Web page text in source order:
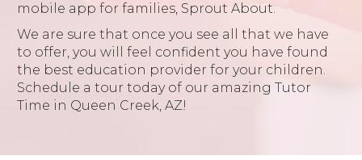
mobile app for families, Sprout About.
We are sure that once you see all that we have
to offer, you will feel confident you have found
the best education provider for your children.
Schedule a tour today of our amazing Tutor
Time in Queen Creek, AZ!